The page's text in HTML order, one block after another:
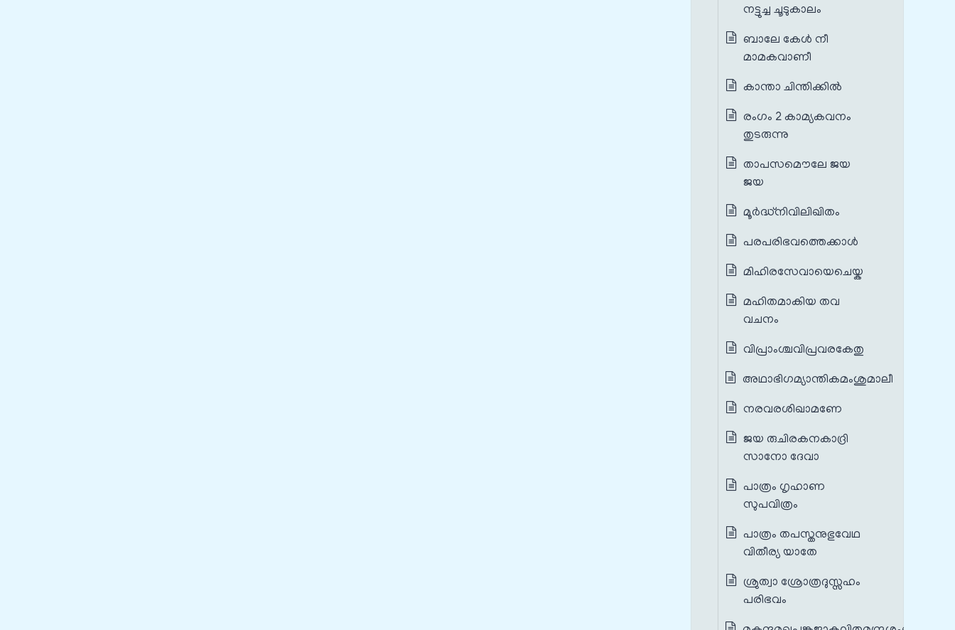
നട്ടുച്ച ചൂടുകാലം
ബാലേ കേള്‍ നീ
മാമകവാണീ
കാന്താ ചിന്തിക്കില്‍
രംഗം 2 കാമ്യകവനം
തുടരുന്നു
താപസമൌലേ ജയ
ജയ
മൂര്‍ദ്ധ്നിവിലിഖിതം
പരപരിഭവത്തെക്കാള്‍
മിഹിരസേവായെചെയ്ക
മഹിതമാകിയ തവ
വചനം
വിപ്രാംശ്ചവിപ്രവരകേതു
അഥാഭിഗമ്യാന്തികമംശുമാലീ
നരവരശിഖാമണേ
ജയ രുചിരകനകാദ്രി
സാനോ ദേവാ
പാത്രം ഗൃഹാണ
സുപവിത്രം
പാത്രം തപസ്തനുഭുവേഥ
വിതീര്യ യാതേ
ശ്രുത്വാ ശ്രോത്രദുസ്സഹം
പരിഭവം